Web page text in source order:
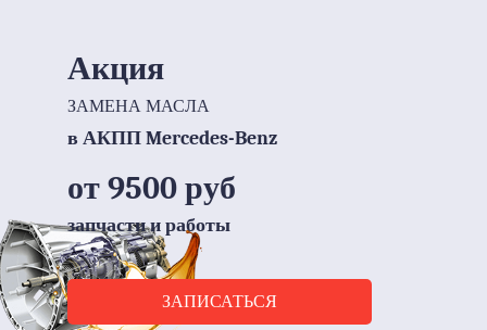
Акция
ЗАМЕНА МАСЛА
в АКПП Mercedes-Benz
от 9500 руб
запчасти и работы
ЗАПИСАТЬСЯ